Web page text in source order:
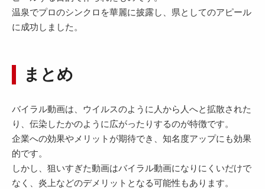
温泉でプロのシンクロを華麗に披露し、県としてのアピール
に成功しました。
まとめ
バイラル動画は、ウイルスのように人から人へと拡散された
り、伝染したかのように広がったりするのが特徴です。
企業への効果やメリットが期待でき、知名度アップにも効果
的です。
しかし、狙いすぎた動画はバイラル動画になりにくいだけで
なく、炎上などのデメリットとなる可能性もあります。